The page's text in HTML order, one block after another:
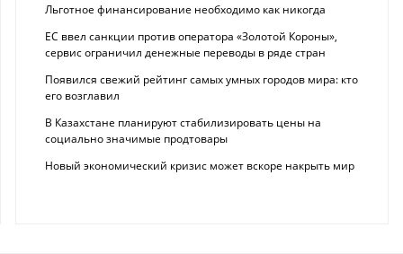
Льготное финансирование необходимо как никогда
ЕС ввел санкции против оператора «Золотой Короны»,
сервис ограничил денежные переводы в ряде стран
Появился свежий рейтинг самых умных городов мира: кто
его возглавил
В Казахстане планируют стабилизировать цены на
социально значимые продтовары
Новый экономический кризис может вскоре накрыть мир